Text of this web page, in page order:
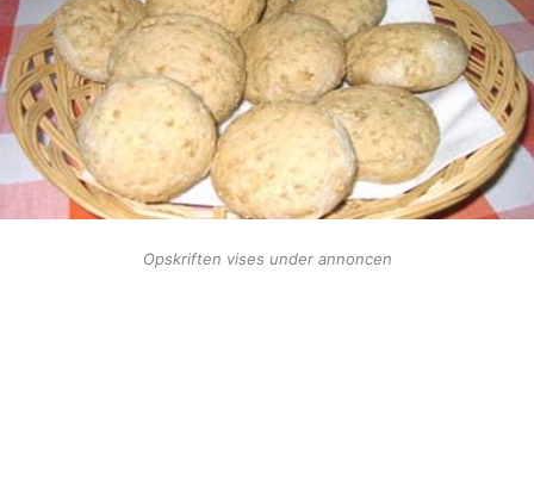
Opskriften vises under annoncen